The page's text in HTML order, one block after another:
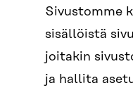
Sivustomme
sisällöistä
joitakin
ja hallita
160,
00181
How to get
BUSINESS ID